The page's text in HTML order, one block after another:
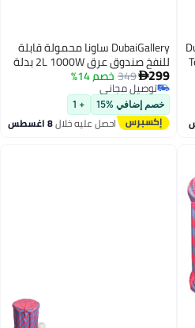
DubaiGallery ساونا محمولة قابلة
للنفخ صندوق عرق 2L 1000W بدلة
بخار صندوق عرق صندوق ساونا
غرفة ساونا منزلية
349خصم 14%
توصيل مجاني
توصيل مجاني
خصم إضافي %15 + 1
احصل عليه خلال8 اغسطس